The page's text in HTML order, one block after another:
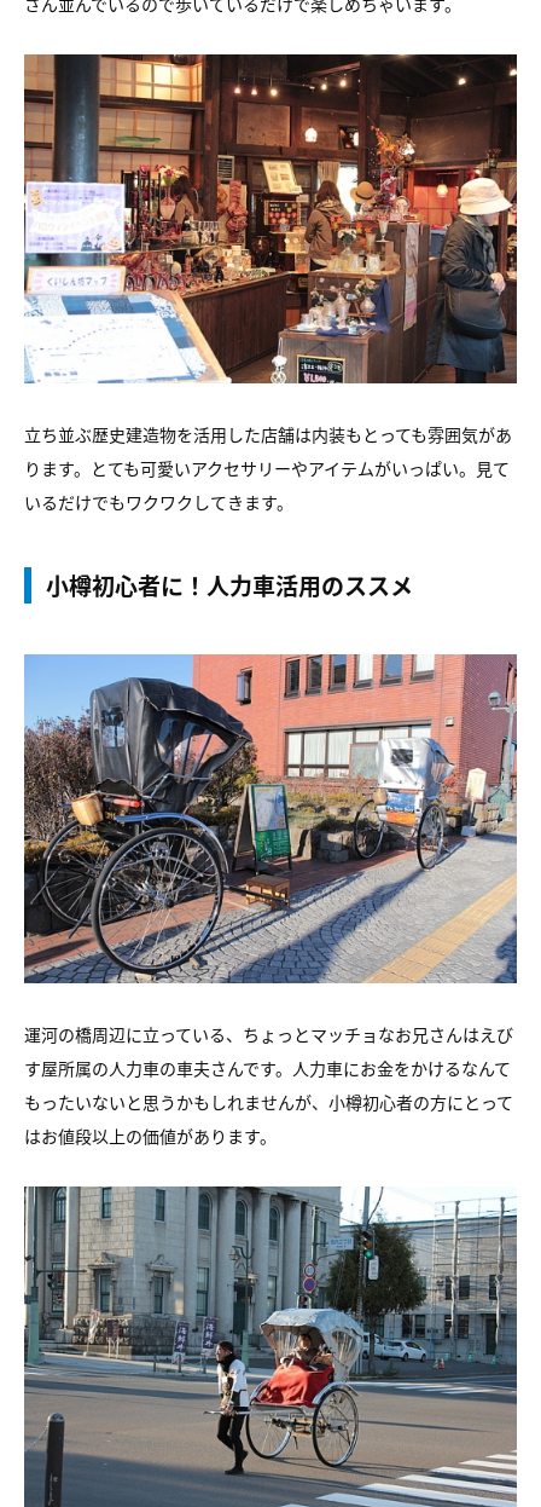
立ち並ぶ歴史建造物を活用した店舗は内装もとっても雰囲気があ
ります。とても可愛いアクセサリーやアイテムがいっぱい。見て
いるだけでもワクワクしてきます。
小樽初心者に！人力車活用のススメ
運河の橋周辺に立っている、ちょっとマッチョなお兄さんはえび
す屋所属の人力車の車夫さんです。人力車にお金をかけるなんて
もったいないと思うかもしれませんが、小樽初心者の方にとって
はお値段以上の価値があります。